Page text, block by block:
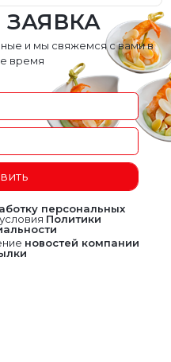
и мы свяжемся с вами в
время
персональных
Политики
новостей компании